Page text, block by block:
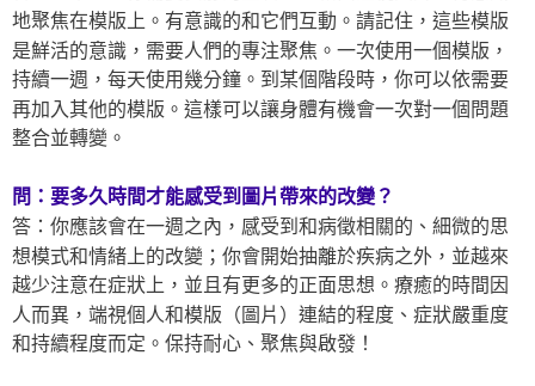
地聚焦在模版上。有意識的和它們互動。請記住，這些模版
是鮮活的意識，需要人們的專注聚焦。一次使用一個模版，
持續一週，每天使用幾分鐘。到某個階段時，你可以依需要
再加入其他的模版。這樣可以讓身體有機會一次對一個問題
整合並轉變。
問：要多久時間才能感受到圖片帶來的改變？
答：你應該會在一週之內，感受到和病徵相關的、細微的思
想模式和情緒上的改變；你會開始抽離於疾病之外，並越來
越少注意在症狀上，並且有更多的正面思想。療癒的時間因
人而異，端視個人和模版（圖片）連結的程度、症狀嚴重度
和持續程度而定。保持耐心、聚焦與啟發！